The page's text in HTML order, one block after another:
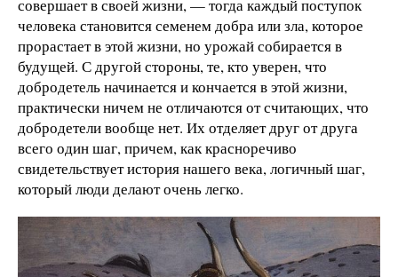
совершает в своей жизни, — тогда каждый поступок
человека становится семенем добра или зла, которое
прорастает в этой жизни, но урожай собирается в
будущей. С другой стороны, те, кто уверен, что
добродетель начинается и кончается в этой жизни,
практически ничем не отличаются от считающих, что
добродетели вообще нет. Их отделяет друг от друга
всего один шаг, причем, как красноречиво
свидетельствует история нашего века, логичный шаг,
который люди делают очень легко.